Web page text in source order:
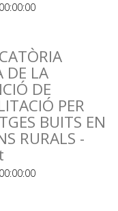
DE LA
DE
PER
BUITS EN
RURALS -